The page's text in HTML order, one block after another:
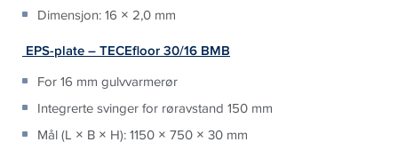
Dimensjon: 16 × 2,0 mm
EPS-plate – TECEfloor 30/16 BMB
For 16 mm gulvvarmerør
Integrerte svinger for røravstand 150 mm
Mål (L × B × H): 1150 × 750 × 30 mm